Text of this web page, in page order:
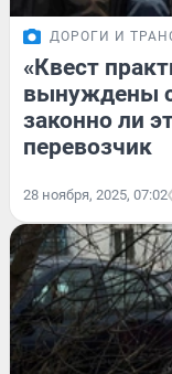
ДОРОГИ И
«Квест
вынуждены
законно ли
перевозчик
28 ноября, 2025, 07:02